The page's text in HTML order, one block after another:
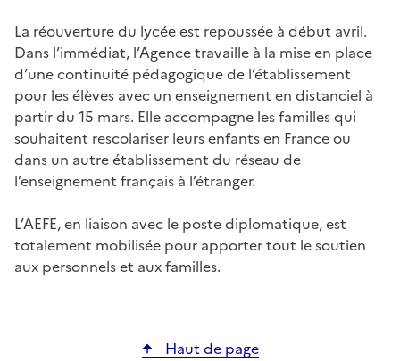
La réouverture du lycée est repoussée à début avril.
Dans l’immédiat, l’Agence travaille à la mise en place
d’une continuité pédagogique de l’établissement
pour les élèves avec un enseignement en distanciel à
partir du 15 mars. Elle accompagne les familles qui
souhaitent rescolariser leurs enfants en France ou
dans un autre établissement du réseau de
l’enseignement français à l’étranger.
L’AEFE, en liaison avec le poste diplomatique, est
totalement mobilisée pour apporter tout le soutien
aux personnels et aux familles.
Haut de page